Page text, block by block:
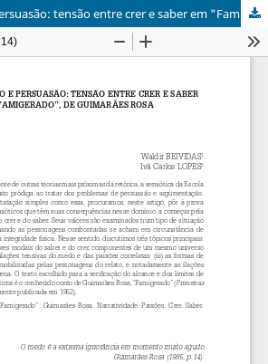
Argumentação e persuasão: tensão entre crer e saber em "Famigerado", de Guimarães Rosa